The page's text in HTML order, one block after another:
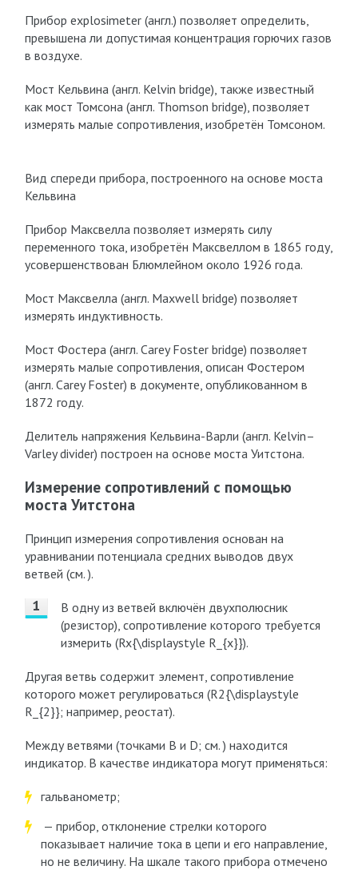
Прибор explosimeter (англ.) позволяет определить,
превышена ли допустимая концентрация горючих газов
в воздухе.
Мост Кельвина (англ. Kelvin bridge), также известный
как мост Томсона (англ. Thomson bridge), позволяет
измерять малые сопротивления, изобретён Томсоном.
Вид спереди прибора, построенного на основе моста
Кельвина
Прибор Максвелла позволяет измерять силу
переменного тока, изобретён Максвеллом в 1865 году,
усовершенствован Блюмлейном около 1926 года.
Мост Максвелла (англ. Maxwell bridge) позволяет
измерять индуктивность.
Мост Фостера (англ. Carey Foster bridge) позволяет
измерять малые сопротивления, описан Фостером
(англ. Carey Foster) в документе, опубликованном в
1872 году.
Делитель напряжения Кельвина-Варли (англ. Kelvin–
Varley divider) построен на основе моста Уитстона.
Измерение сопротивлений с помощью
моста Уитстона
Принцип измерения сопротивления основан на
уравнивании потенциала средних выводов двух
ветвей (см. ).
В одну из ветвей включён двухполюсник
(резистор), сопротивление которого требуется
измерить (Rx{\displaystyle R_{x}}).
Другая ветвь содержит элемент, сопротивление
которого может регулироваться (R2{\displaystyle
R_{2}}; например, реостат).
Между ветвями (точками B и D; см. ) находится
индикатор. В качестве индикатора могут применяться:
гальванометр;
— прибор, отклонение стрелки которого
показывает наличие тока в цепи и его направление,
но не величину. На шкале такого прибора отмечено